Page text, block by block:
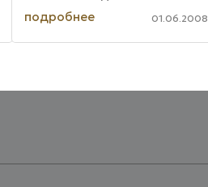
присутствия PDC 360i/24 KNX
для работы в сетях EIB/KNX
подробнее 01.06.2008